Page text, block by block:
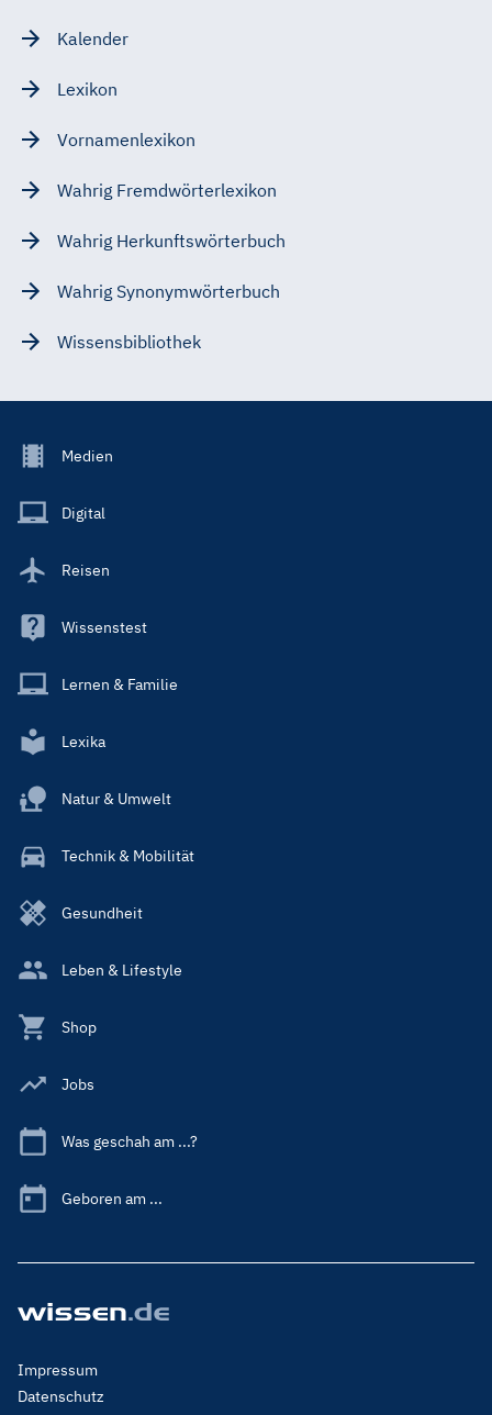
Kalender
Lexikon
Vornamenlexikon
Wahrig Fremdwörterlexikon
Wahrig Herkunftswörterbuch
Wahrig Synonymwörterbuch
Wissensbibliothek
Footer
Main
Medien
Digital
Reisen
Wissenstest
Lernen & Familie
Lexika
Natur & Umwelt
Technik & Mobilität
Gesundheit
Leben & Lifestyle
Shop
Jobs
Was geschah am ...?
Geboren am ...
Footer
Menu
Impressum
Datenschutz